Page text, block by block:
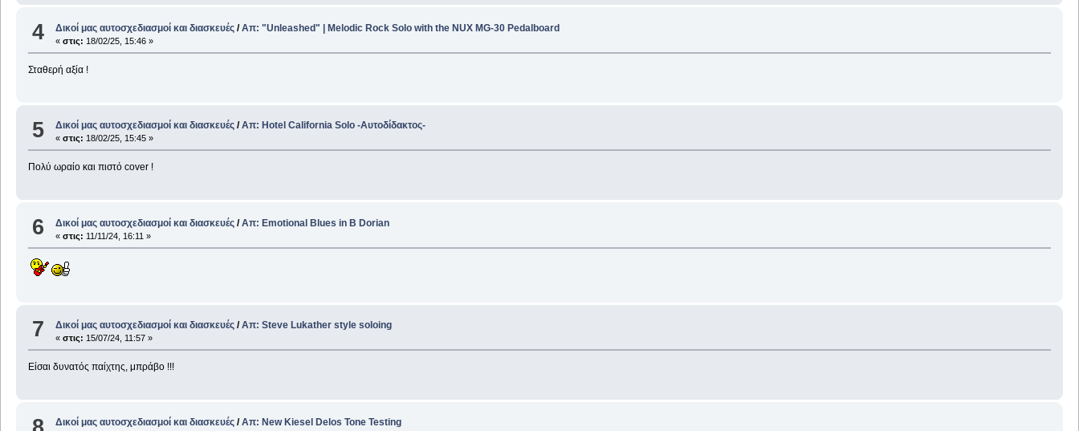
4 Δικοί μας αυτοσχεδιασμοί και διασκευές /Απ: "Unleashed" | Melodic Rock Solo with the NUX MG-30 Pedalboard
«στις: 18/02/25, 15:46 »
Σταθερή αξία !
5 Δικοί μας αυτοσχεδιασμοί και διασκευές /Απ: Hotel California Solo -Αυτοδίδακτος-
«στις: 18/02/25, 15:45 »
Πολύ ωραίο και πιστό cover !
6 Δικοί μας αυτοσχεδιασμοί και διασκευές /Απ: Emotional Blues in B Dorian
«στις: 11/11/24, 16:11 »
7 Δικοί μας αυτοσχεδιασμοί και διασκευές /Απ: Steve Lukather style soloing
«στις: 15/07/24, 11:57 »
Είσαι δυνατός παίχτης, μπράβο !!!
Δικοί μας αυτοσχεδιασμοί και διασκευές /Απ: New Kiesel Delos Tone Testing